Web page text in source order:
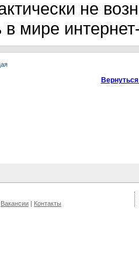
не
в мире
Вакансии | Контакты